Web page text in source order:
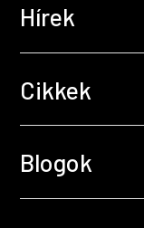
Hírek
Cikkek
Blogok